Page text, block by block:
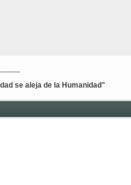
se aleja de la Humanidad"